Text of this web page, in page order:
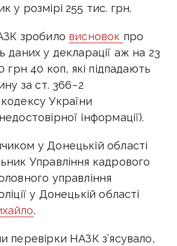
у розмірі 255 тис. грн.
зробило висновок про
даних у декларації аж на 23
грн 40 коп, які підпадають
за ст. 366−2
України
інформації).
у Донецькій області
Управління кадрового
управління
у Донецькій області
.
перевірки НАЗК з’ясувало,